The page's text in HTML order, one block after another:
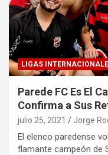
LIGAS
Parede FC Es El
Confirma a Sus
julio 25, 2021 Jorge
El elenco paredense
flamante campeón de